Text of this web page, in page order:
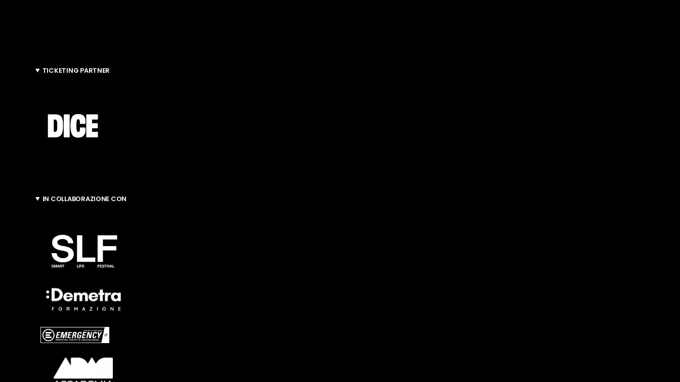
TICKETING PARTNER
IN COLLABORAZIONE CON